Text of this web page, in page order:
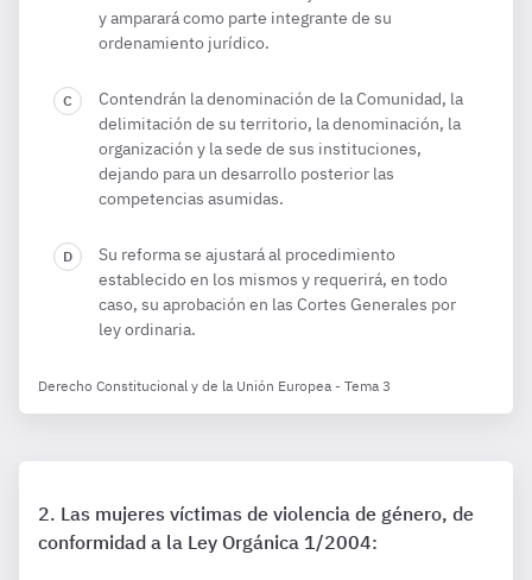
y amparará como parte integrante de su
ordenamiento jurídico.
Contendrán la denominación de la Comunidad, la
delimitación de su territorio, la denominación, la
organización y la sede de sus instituciones,
dejando para un desarrollo posterior las
competencias asumidas.
Su reforma se ajustará al procedimiento
establecido en los mismos y requerirá, en todo
caso, su aprobación en las Cortes Generales por
ley ordinaria.
Derecho Constitucional y de la Unión Europea - Tema 3
Las mujeres víctimas de violencia de género, de
conformidad a la Ley Orgánica 1/2004: